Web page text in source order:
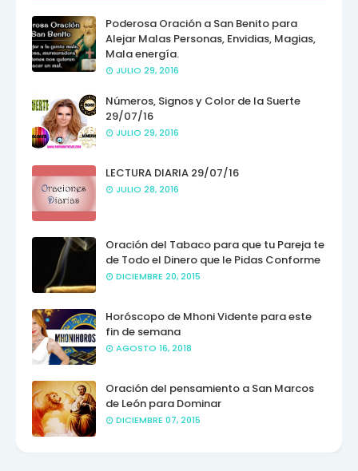
Poderosa Oración a San Benito para
Alejar Malas Personas, Envidias, Magias,
Mala energía.
JULIO 29, 2016
Números, Signos y Color de la Suerte
29/07/16
JULIO 29, 2016
LECTURA DIARIA 29/07/16
JULIO 28, 2016
Oración del Tabaco para que tu Pareja te
de Todo el Dinero que le Pidas Conforme
DICIEMBRE 20, 2015
Horóscopo de Mhoni Vidente para este
fin de semana
AGOSTO 16, 2018
Oración del pensamiento a San Marcos
de León para Dominar
DICIEMBRE 07, 2015